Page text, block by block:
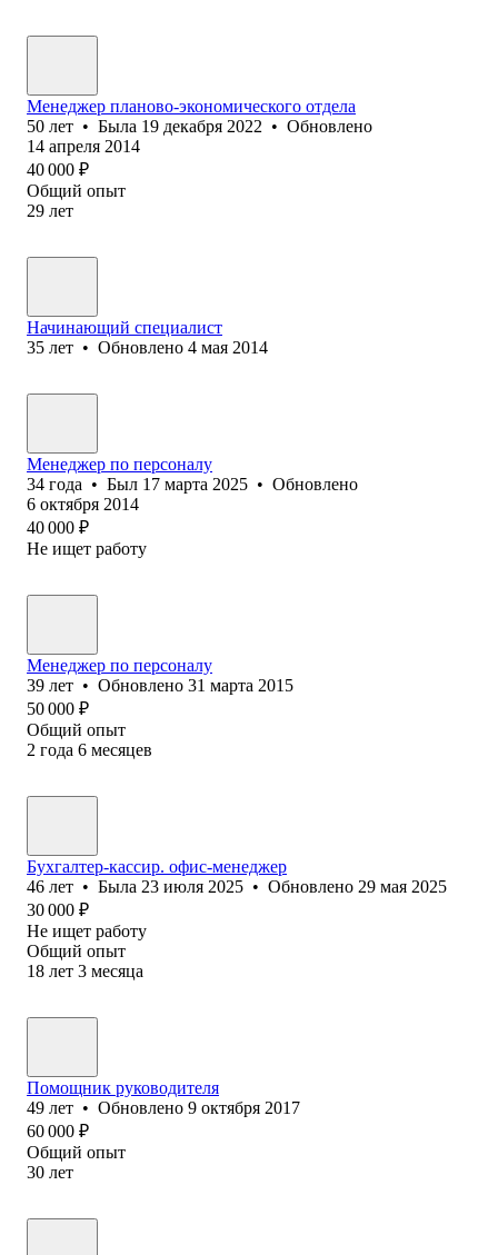
Менеджер планово-экономического отдела
50 лет • Была 19 декабря 2022 • Обновлено
14 апреля 2014
40 000 ₽
Общий опыт
29 лет
Начинающий специалист
35 лет • Обновлено 4 мая 2014
Менеджер по персоналу
34 года • Был 17 марта 2025 • Обновлено
6 октября 2014
40 000 ₽
Не ищет работу
Менеджер по персоналу
39 лет • Обновлено 31 марта 2015
50 000 ₽
Общий опыт
2 года 6 месяцев
Бухгалтер-кассир. офис-менеджер
46 лет • Была 23 июля 2025 • Обновлено 29 мая 2025
30 000 ₽
Не ищет работу
Общий опыт
18 лет 3 месяца
Помощник руководителя
49 лет • Обновлено 9 октября 2017
60 000 ₽
Общий опыт
30 лет